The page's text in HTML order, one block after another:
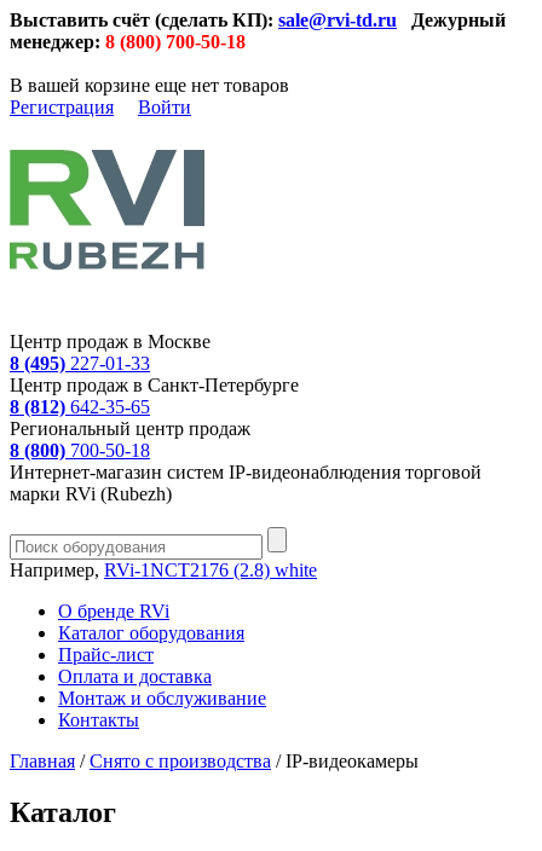
Выставить счёт (сделать КП): sale@rvi-td.ru
Дежурный
менеджер: 8 (800) 700-50-18
В вашей корзине еще нет товаров
Регистрация
Войти
Центр продаж в Москве
8 (495) 227-01-33
Центр продаж в Санкт-Петербурге
8 (812) 642-35-65
Региональный центр продаж
8 (800) 700-50-18
Интернет-магазин систем IP-видеонаблюдения торговой
марки RVi (Rubezh)
Например, RVi-1NCT2176 (2.8) white
О бренде RVi
Каталог оборудования
Прайс-лист
Оплата и доставка
Монтаж и обслуживание
Контакты
Главная /Снято с производства /IP-видеокамеры
Каталог